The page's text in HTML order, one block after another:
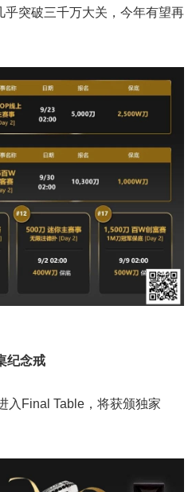
突破三千万大关，今年有望再
纪念戒
入Final Table，将获颁独家